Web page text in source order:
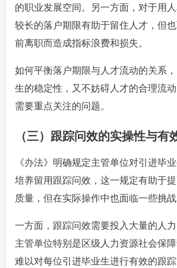
的职业发展空间。另一方面，对于用
较长的落户期限有助于留住人才，但
前离职而造成指标浪费和损失。
如何平衡落户期限与人才流动的关系
生的稳定性，又不妨碍人才的合理流
需要重点关注的问题。
（三）跟踪问效的实操性与有
《办法》明确规定主管单位对引进毕
培养留用跟踪问效，这一规定有助于
质量，但在实际操作中也面临一些挑战
一方面，跟踪问效需要投入大量的人力
主管单位特别是区级人力资源社会保
难以对每位引进毕业生进行有效的跟